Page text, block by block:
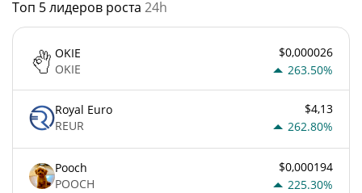
Топ 5 лидеров роста 24h
OKIE
OKIE
$0,000026
263.50%
Royal Euro
REUR
$4,13
262.80%
Pooch
POOCH
$0,000194
225.30%